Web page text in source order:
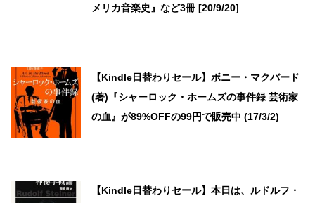
メリカ音楽史』など3冊 [20/9/20]
【Kindle日替わりセール】ボニー・マクバード
(著)『シャーロック・ホームズの事件録 芸術家
の血』が89%OFFの99円で販売中 (17/3/2)
【Kindle日替わりセール】本日は、ルドルフ・